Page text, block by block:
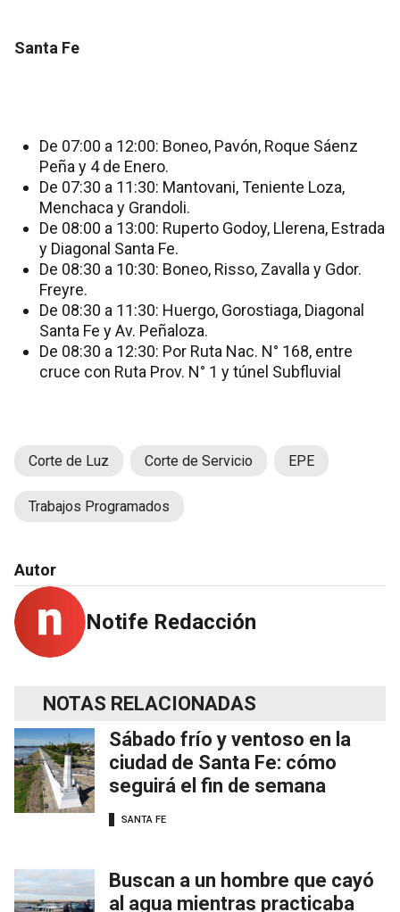
Santa Fe
De 07:00 a 12:00: Boneo, Pavón, Roque Sáenz
Peña y 4 de Enero.
De 07:30 a 11:30: Mantovani, Teniente Loza,
Menchaca y Grandoli.
De 08:00 a 13:00: Ruperto Godoy, Llerena, Estrada
y Diagonal Santa Fe.
De 08:30 a 10:30: Boneo, Risso, Zavalla y Gdor.
Freyre.
De 08:30 a 11:30: Huergo, Gorostiaga, Diagonal
Santa Fe y Av. Peñaloza.
De 08:30 a 12:30: Por Ruta Nac. N° 168, entre
cruce con Ruta Prov. N° 1 y túnel Subfluvial
Corte de Luz Corte de Servicio EPE
Trabajos Programados
Autor
Notife Redacción
NOTAS RELACIONADAS
Sábado frío y ventoso en la
ciudad de Santa Fe: cómo
seguirá el fin de semana
SANTA FE
Buscan a un hombre que cayó
al agua mientras practicaba